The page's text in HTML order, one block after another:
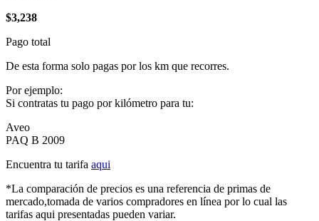
$3,238
Pago total
De esta forma solo pagas por los km que recorres.
Por ejemplo:
Si contratas tu pago por kilómetro para tu:
Aveo
PAQ B 2009
Encuentra tu tarifa aqui
*La comparación de precios es una referencia de primas de
mercado,tomada de varios compradores en línea por lo cual las
tarifas aqui presentadas pueden variar.